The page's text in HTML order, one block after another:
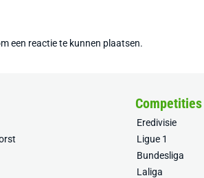
een reactie te kunnen plaatsen.
Competities
Eredivisie
Ligue 1
Bundesliga
Laliga